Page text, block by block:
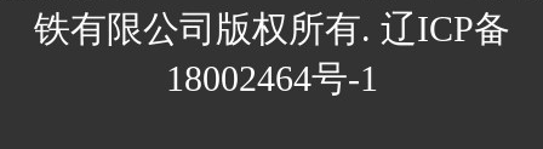
铁有限公司版权所有. 辽ICP备
18002464号-1